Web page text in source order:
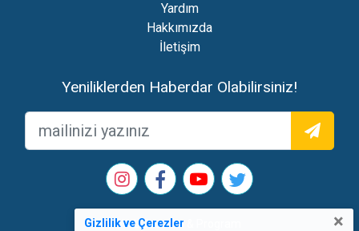
Yardım
Hakkımızda
İletişim
Yeniliklerden Haberdar Olabilirsiniz!
Web Tasarım & Program
Gizlilik ve Çerezler ×